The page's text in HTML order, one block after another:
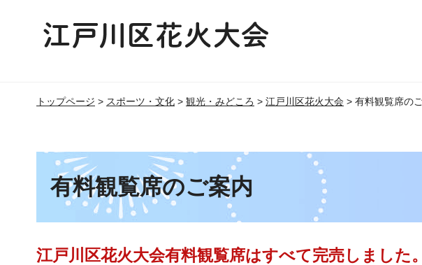
トップページ > スポーツ・文化 > 観光・みどころ > 江戸川区花火大会 > 有料観覧席の
有料観覧席のご案内
江戸川区花火大会有料観覧席はすべて完売しまし